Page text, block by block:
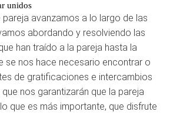
unidos
pareja avanzamos a lo largo de las
abordando y resolviendo las
han traído a la pareja hasta la
se nos hace necesario encontrar o
de gratificaciones e intercambios
nos garantizarán que la pareja
que es más importante, que disfrute